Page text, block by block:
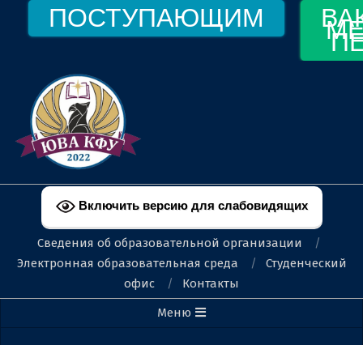
ПОСТУПАЮЩИМ
ФЕОДОСИЙСКИЙ
ФИЛИАЛ
КФУ
ИМ.
В.И.
ВЕРНАДСКОГО
Включить версию для слабовидящих
Сведения об образовательной организации
Электронная образовательная среда
Студенческий
офис
Контакты
Меню